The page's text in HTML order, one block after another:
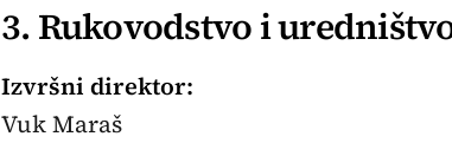
3. Rukovodstvo i
Izvršni direktor:
Vuk Maraš